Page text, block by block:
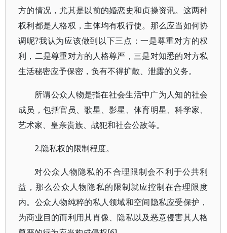
方的情况，尤其是以前的婚恋史和贞操资讯。这两种
权利都是人格权，主体均有权行使。那么应当如何协
调呢?我认为应该做到以下三点：一是尊重对方的权
利，二是尊重对方的人格尊严，三是对知悉的对方私
生活秘密应予保密，负有不得扩散、泄露的义务。
所谓公众人物是指在社会生活中广为人知的社会
成员，包括官员、歌星、影星、体育明星、科学家、
艺术家、皇亲贵族、战犯和社会公敌等。
2.隐私权的限制程度。
对公众人物隐私的不合理限制会不利于公共利
益，那么公众人物隐私的限制就应控制在合理限度
内。公众人物纯粹的私人领域和空间隐私应受保护，
为商业目的而利用其肖像、隐私以及恶意侵害其人格